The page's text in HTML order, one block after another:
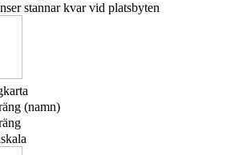
stannar kvar vid platsbyten
(namn)